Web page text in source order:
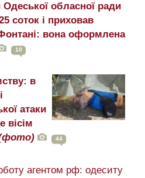
обласної ради
соток і приховав
вона оформлена
10
в
атаки
вісім
44
агентом рф: одеситу